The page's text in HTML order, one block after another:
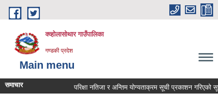
Skip to main content
क्व्होलासोथार गाउँपालिका
गण्डकी प्रदेश
Main menu
समाचार परिक्षा नतिजा र अन्तिम योग्यताक्रम सूची प्रकाशन गरिएको सूचना